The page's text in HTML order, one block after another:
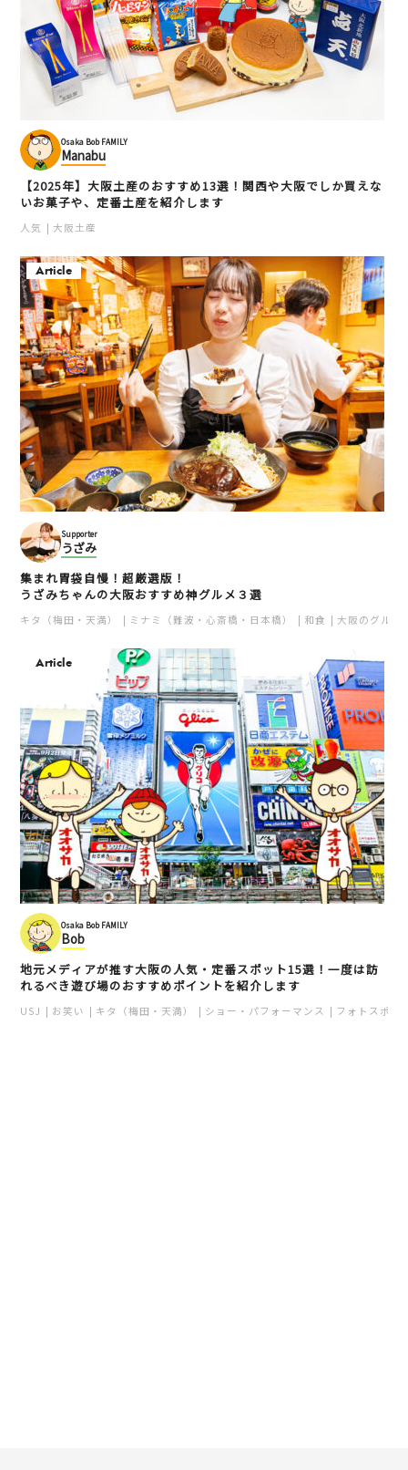
Osaka Bob FAMILY
Manabu
【2025年】大阪土産のおすすめ13選！関西や大阪でしか買えな
いお菓子や、定番土産を紹介します
人気 大阪土産
Article
Supporter
うざみ
集まれ胃袋自慢！超厳選版！
うざみちゃんの大阪おすすめ神グルメ３選
キタ（梅田・天満） ミナミ（難波・心斎橋・日本橋） 和食 大阪のグルメ
Article
Osaka Bob FAMILY
Bob
地元メディアが推す大阪の人気・定番スポット15選！一度は訪
れるべき遊び場のおすすめポイントを紹介します
USJ お笑い キタ（梅田・天満） ショー・パフォーマンス フォトスポッ